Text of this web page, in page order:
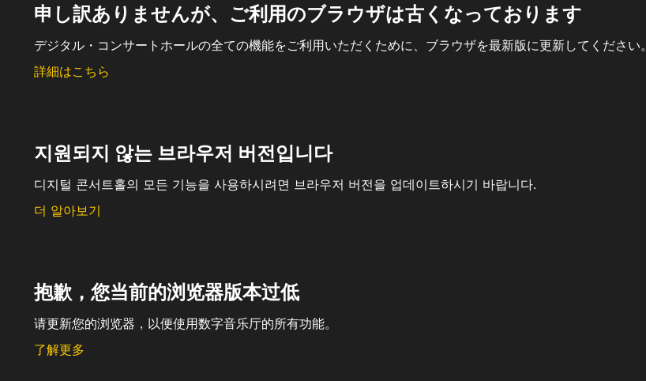
申し訳ありませんが、ご利用のブラウザは古くなっております
デジタル・コンサートホールの全ての機能をご利用いただくために、ブラウザを最新版に更新してください。
詳細はこちら
지원되지 않는 브라우저 버전입니다
디지털 콘서트홀의 모든 기능을 사용하시려면 브라우저 버전을 업데이트하시기 바랍니다.
더 알아보기
抱歉，您当前的浏览器版本过低
请更新您的浏览器，以便使用数字音乐厅的所有功能。
了解更多